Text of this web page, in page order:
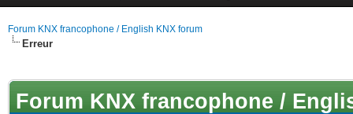
Forum KNX francophone / English KNX forum
Erreur
Forum KNX francophone /